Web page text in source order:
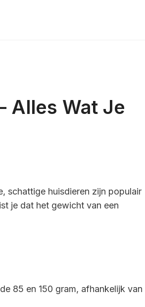
Alles Wat Je
schattige huisdieren zijn populair
je dat het gewicht van een
85 en 150 gram, afhankelijk van